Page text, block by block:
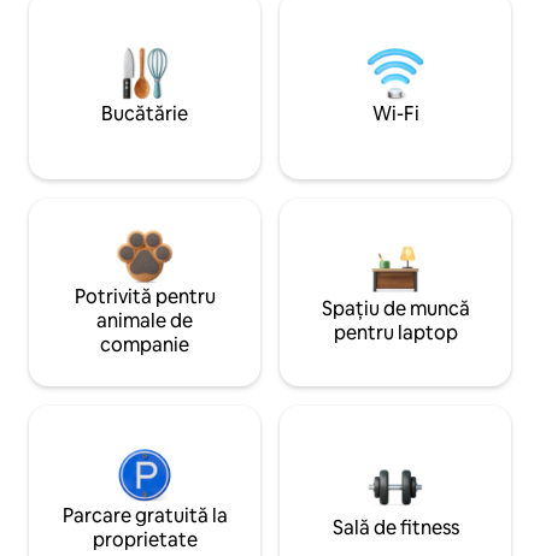
Bucătărie Wi-Fi
Potrivită pentru
animale de
companie
Spațiu de muncă
pentru laptop
Parcare gratuită la
proprietate
Sală de fitness